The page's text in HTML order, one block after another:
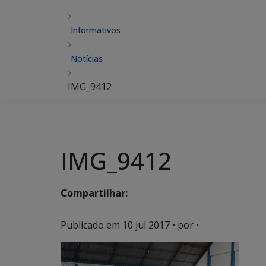
Informativos
Notícias
IMG_9412
IMG_9412
Compartilhar:
Publicado em 10 jul 2017 • por •